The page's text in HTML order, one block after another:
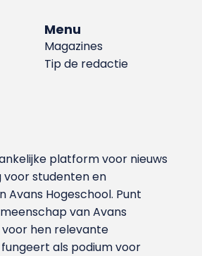
Menu
Magazines
Tip de redactie
platform voor nieuws
voor studenten en
Avans Hoge­school. Punt
van Avans
hen relevante
als podium voor